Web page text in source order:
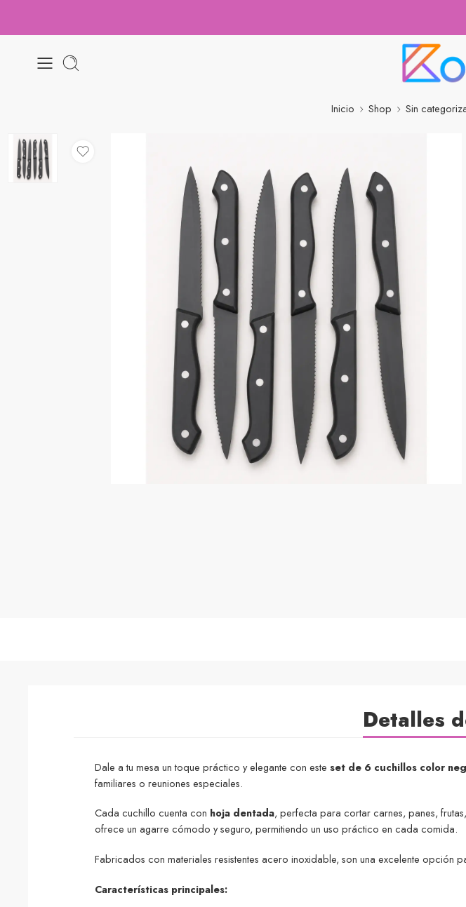
Inicio Shop Sin
Detalles
Dale a tu mesa un toque práctico y elegante con este set de 6 cuchillos color
familiares o reuniones especiales.
Cada cuchillo cuenta con hoja dentada, perfecta para cortar carnes, panes,
ofrece un agarre cómodo y seguro, permitiendo un uso práctico en cada comida.
Fabricados con materiales resistentes acero inoxidable, son una excelente opción
Características principales: